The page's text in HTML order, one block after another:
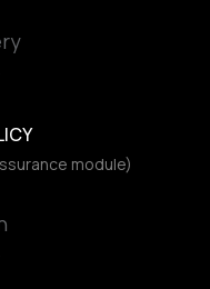
module)